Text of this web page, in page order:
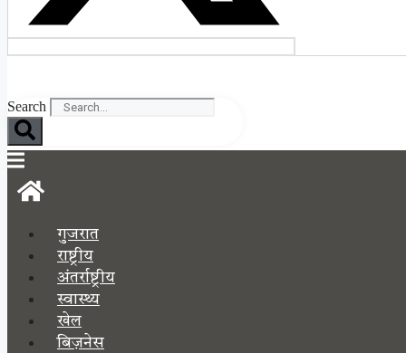
Search
गुजरात
राष्ट्रीय
अंतर्राष्ट्रीय
स्वास्थ्य
खेल
बिज़नेस